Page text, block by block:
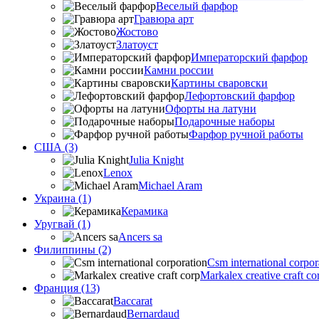
Веселый фарфор
Гравюра арт
Жостово
Златоуст
Императорский фарфор
Камни россии
Картины сваровски
Лефортовский фарфор
Офорты на латуни
Подарочные наборы
Фарфор ручной работы
США (3)
Julia Knight
Lenox
Michael Aram
Украина (1)
Керамика
Уругвай (1)
Ancers sa
Филиппины (2)
Csm international
Markalex creative craft
Франция (13)
Baccarat
Bernardaud